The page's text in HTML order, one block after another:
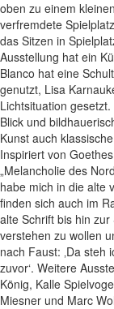
oben zu einem
verfremdete
das Sitzen in
Ausstellung hat ein
Blanco hat eine
genutzt, Lisa
Lichtsituation
Blick und
Kunst auch
Inspiriert von
„Melancholie des
habe mich in die alte
finden sich auch im
alte Schrift bis hin
verstehen zu wollen
nach Faust: ‚Da
zuvor‘. Weitere
König, Kalle
Miesner und Marc